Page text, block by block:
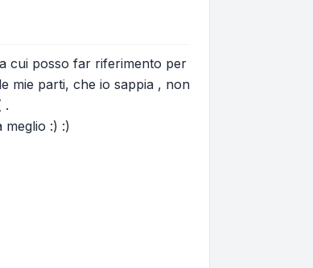
cui posso far riferimento per
mie parti, che io sappia , non
.
meglio :) :)